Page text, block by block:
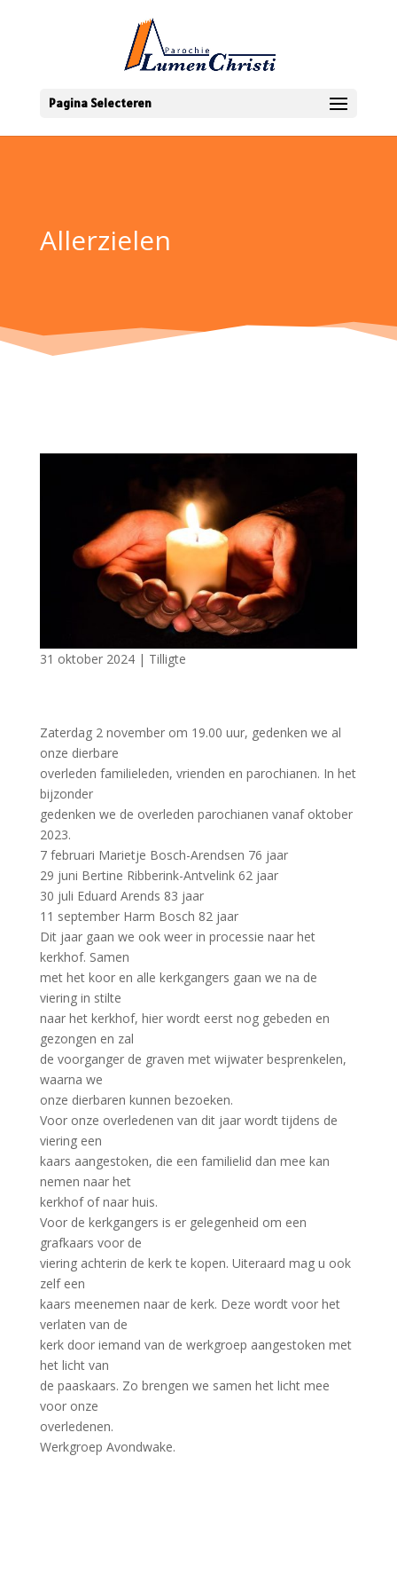
Pagina Selecteren
Allerzielen
31 oktober 2024| Tilligte
Zaterdag 2 november om 19.00 uur, gedenken we al
onze dierbare
overleden familieleden, vrienden en parochianen. In het
bijzonder
gedenken we de overleden parochianen vanaf oktober
2023.
7 februari Marietje Bosch-Arendsen 76 jaar
29 juni Bertine Ribberink-Antvelink 62 jaar
30 juli Eduard Arends 83 jaar
11 september Harm Bosch 82 jaar
Dit jaar gaan we ook weer in processie naar het
kerkhof. Samen
met het koor en alle kerkgangers gaan we na de
viering in stilte
naar het kerkhof, hier wordt eerst nog gebeden en
gezongen en zal
de voorganger de graven met wijwater besprenkelen,
waarna we
onze dierbaren kunnen bezoeken.
Voor onze overledenen van dit jaar wordt tijdens de
viering een
kaars aangestoken, die een familielid dan mee kan
nemen naar het
kerkhof of naar huis.
Voor de kerkgangers is er gelegenheid om een
grafkaars voor de
viering achterin de kerk te kopen. Uiteraard mag u ook
zelf een
kaars meenemen naar de kerk. Deze wordt voor het
verlaten van de
kerk door iemand van de werkgroep aangestoken met
het licht van
de paaskaars. Zo brengen we samen het licht mee
voor onze
overledenen.
Werkgroep Avondwake.